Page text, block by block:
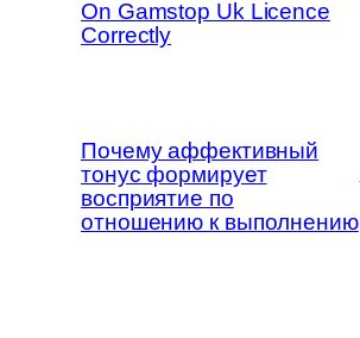
On Gamstop Uk Licence
Correctly
Почему аффективный
тонус формирует
восприятие по
отношению к выполнению